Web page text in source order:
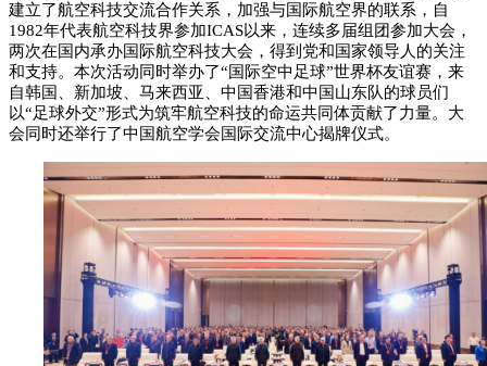
建立了航空科技交流合作关系，加强与国际航空界的联系，自
1982年代表航空科技界参加ICAS以来，连续多届组团参加大会，
两次在国内承办国际航空科技大会，得到党和国家领导人的关注
和支持。本次活动同时举办了“国际空中足球”世界杯友谊赛，来
自韩国、新加坡、马来西亚、中国香港和中国山东队的球员们
以“足球外交”形式为筑牢航空科技的命运共同体贡献了力量。大
会同时还举行了中国航空学会国际交流中心揭牌仪式。